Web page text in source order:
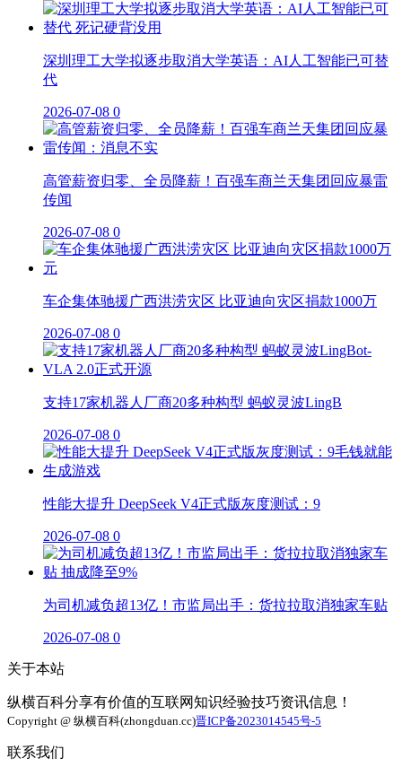
深圳理工大学拟逐步取消大学英语：AI人工智能已可替
代
2026-07-08 0
高管薪资归零、全员降薪！百强车商兰天集团回应暴雷
传闻
2026-07-08 0
车企集体驰援广西洪涝灾区 比亚迪向灾区捐款1000万
2026-07-08 0
支持17家机器人厂商20多种构型 蚂蚁灵波LingB
2026-07-08 0
性能大提升 DeepSeek V4正式版灰度测试：9
2026-07-08 0
为司机减负超13亿！市监局出手：货拉拉取消独家车贴
2026-07-08 0
关于本站
纵横百科分享有价值的互联网知识经验技巧资讯信息！
Copyright @ 纵横百科(zhongduan.cc)晋ICP备2023014545号-5
联系我们